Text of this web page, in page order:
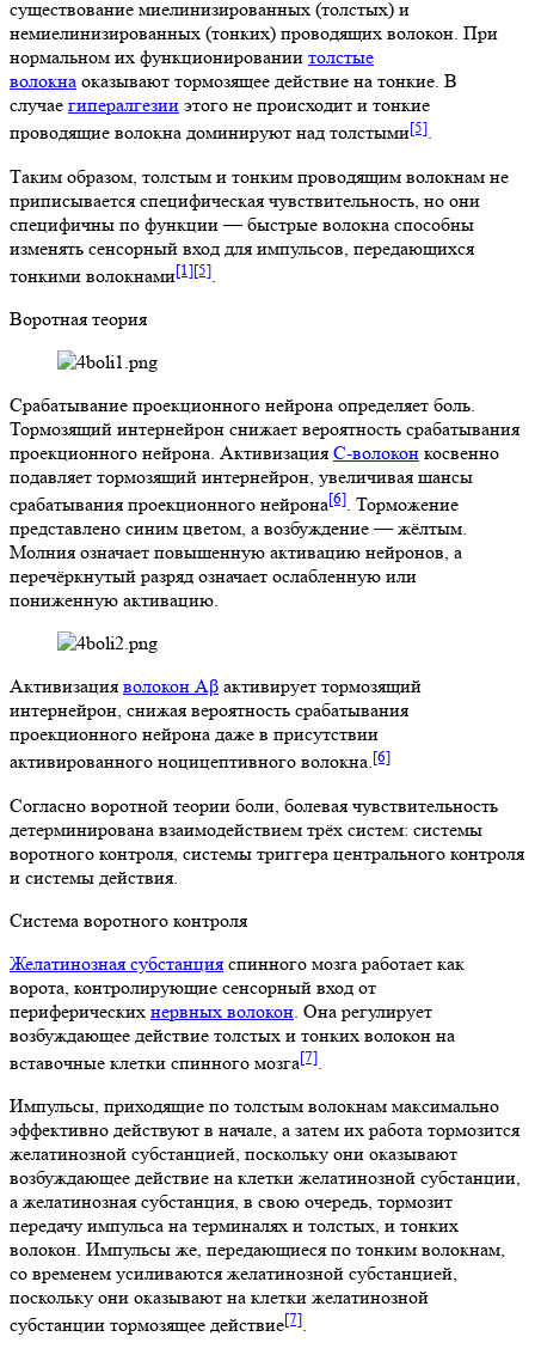
существование миелинизированных (толстых) и
немиелинизированных (тонких) проводящих волокон. При
нормальном их функционировании толстые
волокна оказывают тормозящее действие на тонкие. В
случае гипералгезии этого не происходит и тонкие
проводящие волокна доминируют над толстыми[5].
Таким образом, толстым и тонким проводящим волокнам не
приписывается специфическая чувствительность, но они
специфичны по функции — быстрые волокна способны
изменять сенсорный вход для импульсов, передающихся
тонкими волокнами[1][5].
Воротная теория
Срабатывание проекционного нейрона определяет боль.
Тормозящий интернейрон снижает вероятность срабатывания
проекционного нейрона. Активизация С-волокон косвенно
подавляет тормозящий интернейрон, увеличивая шансы
срабатывания проекционного нейрона[6]. Торможение
представлено синим цветом, а возбуждение — жёлтым.
Молния означает повышенную активацию нейронов, а
перечёркнутый разряд означает ослабленную или
пониженную активацию.
Активизация волокон Aβ активирует тормозящий
интернейрон, снижая вероятность срабатывания
проекционного нейрона даже в присутствии
активированного ноцицептивного волокна.[6]
Согласно воротной теории боли, болевая чувствительность
детерминирована взаимодействием трёх систем: системы
воротного контроля, системы триггера центрального контроля
и системы действия.
Система воротного контроля
Желатинозная субстанция спинного мозга работает как
ворота, контролирующие сенсорный вход от
периферических нервных волокон . Она регулирует
возбуждающее действие толстых и тонких волокон на
вставочные клетки спинного мозга[7].
Импульсы, приходящие по толстым волокнам максимально
эффективно действуют в начале, а затем их работа тормозится
желатинозной субстанцией, поскольку они оказывают
возбуждающее действие на клетки желатинозной субстанции,
а желатинозная субстанция, в свою очередь, тормозит
передачу импульса на терминалях и толстых, и тонких
волокон. Импульсы же, передающиеся по тонким волокнам,
со временем усиливаются желатинозной субстанцией,
поскольку они оказывают на клетки желатинозной
субстанции тормозящее действие[7].